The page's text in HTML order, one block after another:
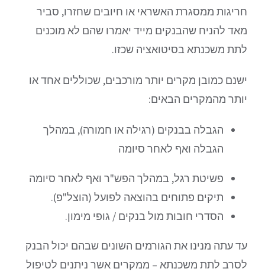
חריגות ממסגרת האשראי או חיובים שחזרו, סביר
מאד להניח שהבנקים מייד יאמרו שהם לא מוכנים
לתת משכנתא בסיטואציה שכזו.
ישנם כמובן מקרים יותר מורכבים, שכוללים אחד או
יותר מהמקרים הבאים:
הגבלה בבנקים (רגילה או חמורה), במהלך
הגבלה ואף לאחר סיומה
פשיטת רגל, במהלך הפש"ר ואף לאחר סיומה
תיקים פתוחים בהוצאה לפועל (הוצל"פ).
הסדרי חובות מול בנקים / גופי מימון.
עד עתה מנינו את הגורמים השונים שבהם יכול הבנק
לסרב לתת משכנתא – ממקרים אשר ניתנים לטיפול